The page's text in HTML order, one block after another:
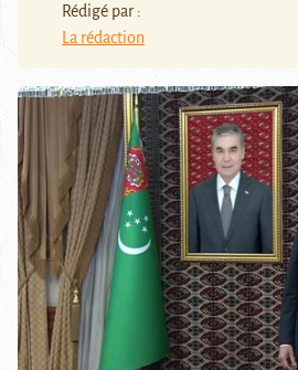
Rédigé par :
La rédaction